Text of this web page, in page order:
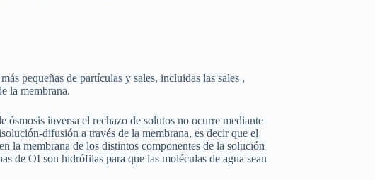
pequeñas de partículas y sales, incluidas las sales ,
la membrana.
ósmosis inversa el rechazo de solutos no ocurre mediante
difusión a través de la membrana, es decir que el
la membrana de los distintos componentes de la solución
de OI son hidrófilas para que las moléculas de agua sean